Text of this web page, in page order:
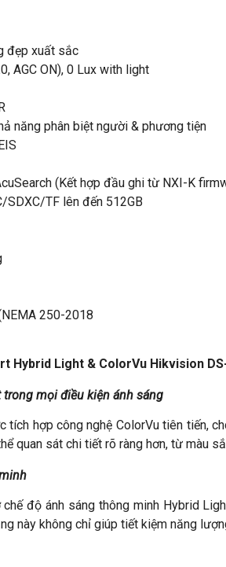
đẹp xuất sắc
AGC ON), 0 Lux with light
năng phân biệt người & phương tiện
(Kết hợp đầu ghi từ NXI-K
SDXC/TF lên đến 512GB
250-2018
Hybrid Light & ColorVu Hikvision
mọi điều kiện ánh sáng
hợp công nghệ ColorVu tiên tiến,
quan sát chi tiết rõ ràng hơn, từ màu
độ ánh sáng thông minh Hybrid
này không chỉ giúp tiết kiệm năng